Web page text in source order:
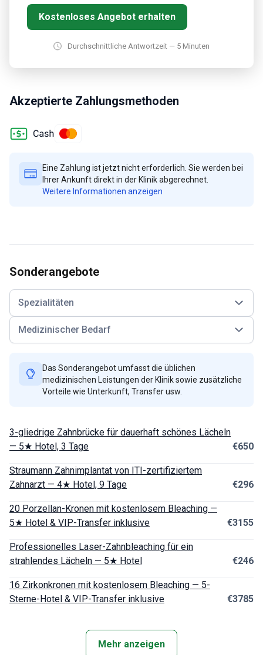
Kostenloses Angebot erhalten
Durchschnittliche Antwortzeit — 5 Minuten
Akzeptierte Zahlungsmethoden
Eine Zahlung ist jetzt nicht erforderlich. Sie werden bei
Ihrer Ankunft direkt in der Klinik abgerechnet.
Weitere Informationen anzeigen
Sonderangebote
Spezialitäten
Medizinischer Bedarf
Das Sonderangebot umfasst die üblichen
medizinischen Leistungen der Klinik sowie zusätzliche
Vorteile wie Unterkunft, Transfer usw.
3-gliedrige Zahnbrücke für dauerhaft schönes Lächeln
— 5★ Hotel, 3 Tage
€650
Straumann Zahnimplantat von ITI-zertifiziertem
Zahnarzt — 4★ Hotel, 9 Tage
€296
20 Porzellan-Kronen mit kostenlosem Bleaching —
5★ Hotel & VIP-Transfer inklusive
€3155
Professionelles Laser-Zahnbleaching für ein
strahlendes Lächeln — 5★ Hotel
€246
16 Zirkonkronen mit kostenlosem Bleaching — 5-
Sterne-Hotel & VIP-Transfer inklusive
€3785
Mehr anzeigen